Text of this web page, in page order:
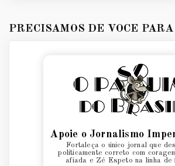
PRECISAMOS DE VOCÊ
Apoie o Jornalismo
Fortaleça o único jornal que
politicamente correto com
afiada e Zé Espeto na linha de